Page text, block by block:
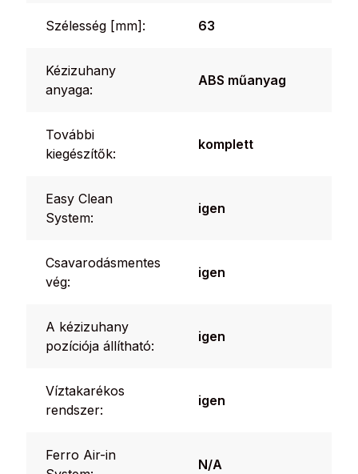
Szélesség [mm]: 63
Kézizuhany
anyaga:
ABS műanyag
További
kiegészítők:
komplett
Easy Clean
System:
igen
Csavarodásmentes
vég:
igen
A kézizuhany
pozíciója állítható:
igen
Víztakarékos
rendszer:
igen
Ferro Air-in
N/A